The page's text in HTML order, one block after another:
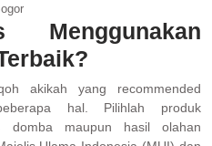
Menggunakan
akikah yang recommended
hal. Pilihlah produk
domba maupun hasil olahan